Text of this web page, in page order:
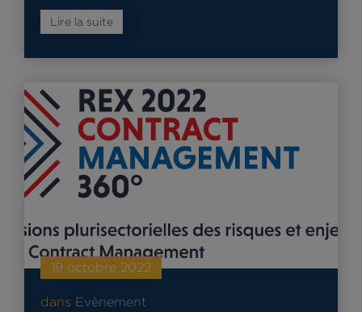
Lire la suite
19 octobre 2022
dans Evènement